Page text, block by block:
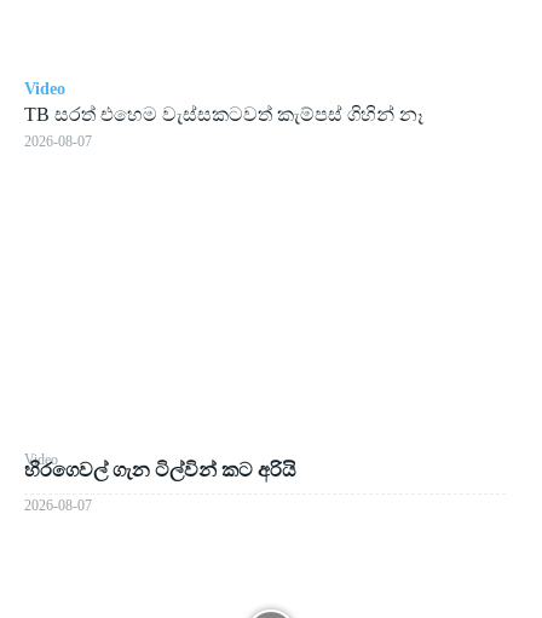
Video
හිරගෙවල් ගැන ටිල්වින් කට අරියි
2026-08-07
Video
TB සරත් එහෙම වැස්සකටවත් කැම්පස් ගිහින් නෑ
2026-08-07